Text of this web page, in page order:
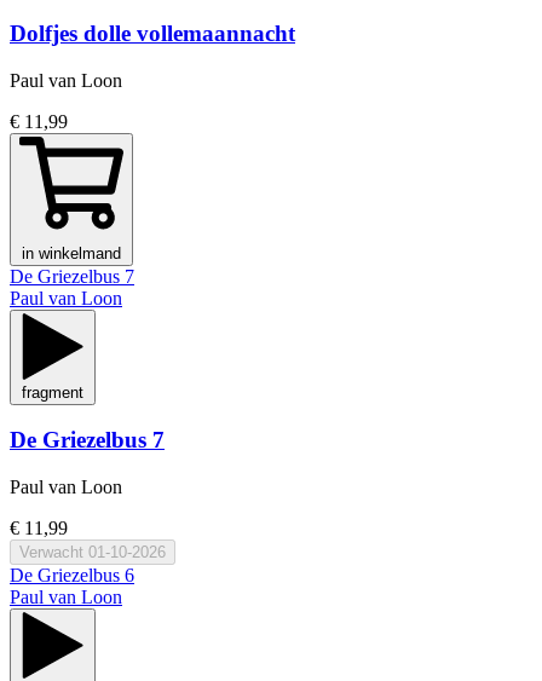
Dolfjes dolle vollemaannacht
Paul van Loon
€ 11,99
in winkelmand
De Griezelbus 7
Paul van Loon
fragment
De Griezelbus 7
Paul van Loon
€ 11,99
Verwacht 01-10-2026
De Griezelbus 6
Paul van Loon